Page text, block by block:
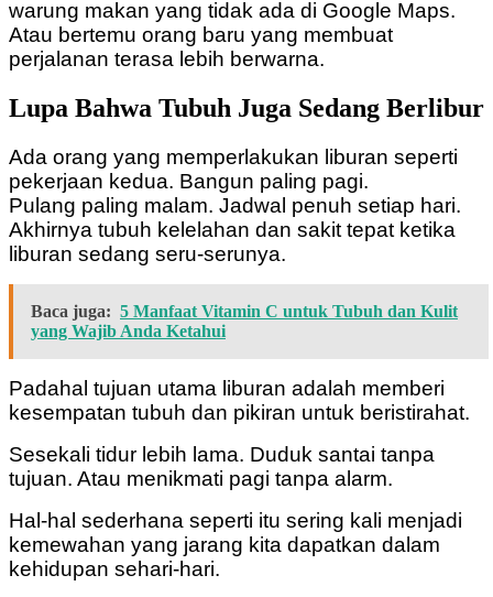
warung makan yang tidak ada di Google Maps.
Atau bertemu orang baru yang membuat
perjalanan terasa lebih berwarna.
Lupa Bahwa Tubuh Juga Sedang Berlibur
Ada orang yang memperlakukan liburan seperti
pekerjaan kedua. Bangun paling pagi.
Pulang paling malam. Jadwal penuh setiap hari.
Akhirnya tubuh kelelahan dan sakit tepat ketika
liburan sedang seru-serunya.
Baca juga: 5 Manfaat Vitamin C untuk Tubuh dan Kulit
yang Wajib Anda Ketahui
Padahal tujuan utama liburan adalah memberi
kesempatan tubuh dan pikiran untuk beristirahat.
Sesekali tidur lebih lama. Duduk santai tanpa
tujuan. Atau menikmati pagi tanpa alarm.
Hal-hal sederhana seperti itu sering kali menjadi
kemewahan yang jarang kita dapatkan dalam
kehidupan sehari-hari.